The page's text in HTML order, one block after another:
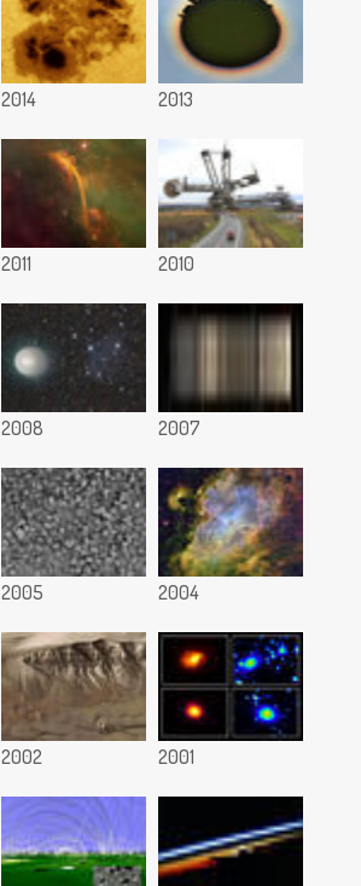
2014 2013
2011 2010
2008 2007
2005 2004
2002 2001